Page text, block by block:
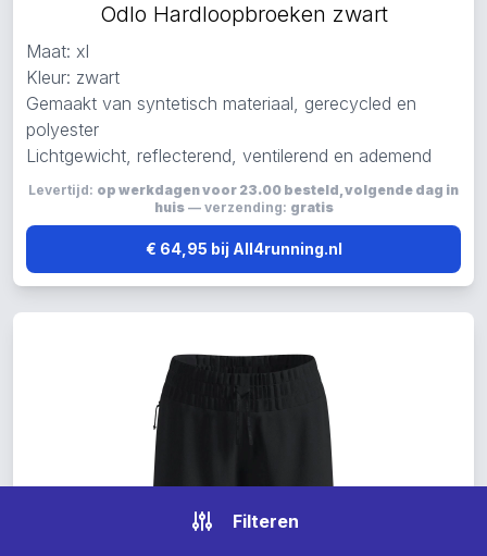
Odlo Hardloopbroeken zwart
Maat: xl
Kleur: zwart
Gemaakt van syntetisch materiaal, gerecycled en
polyester
Lichtgewicht, reflecterend, ventilerend en ademend
Levertijd: op werkdagen voor 23.00 besteld, volgende dag in
huis— verzending: gratis
€ 64,95 bij All4running.nl
Filteren